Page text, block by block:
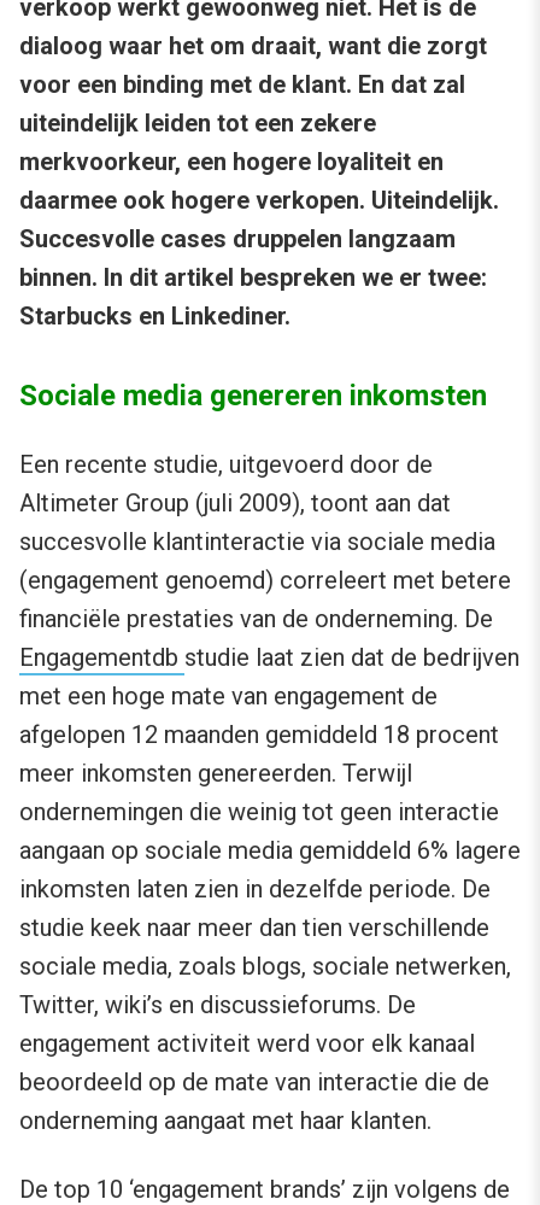
verkoop werkt gewoonweg niet. Het is de
dialoog waar het om draait, want die zorgt
voor een binding met de klant. En dat zal
uiteindelijk leiden tot een zekere
merkvoorkeur, een hogere loyaliteit en
daarmee ook hogere verkopen. Uiteindelijk.
Succesvolle cases druppelen langzaam
binnen. In dit artikel bespreken we er twee:
Starbucks en Linkediner.
Sociale media genereren inkomsten
Een recente studie, uitgevoerd door de
Altimeter Group (juli 2009), toont aan dat
succesvolle klantinteractie via sociale media
(engagement genoemd) correleert met betere
financiële prestaties van de onderneming. De
Engagementdb studie laat zien dat de bedrijven
met een hoge mate van engagement de
afgelopen 12 maanden gemiddeld 18 procent
meer inkomsten genereerden. Terwijl
ondernemingen die weinig tot geen interactie
aangaan op sociale media gemiddeld 6% lagere
inkomsten laten zien in dezelfde periode. De
studie keek naar meer dan tien verschillende
sociale media, zoals blogs, sociale netwerken,
Twitter, wiki’s en discussieforums. De
engagement activiteit werd voor elk kanaal
beoordeeld op de mate van interactie die de
onderneming aangaat met haar klanten.
De top 10 ‘engagement brands’ zijn volgens de